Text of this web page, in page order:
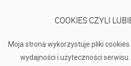
COOKIES CZYLI
Moja strona wykorzystuje pliki
wydajności i użyteczności